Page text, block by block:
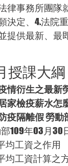
律事務所團隊
決定、4.法院
提供最新、最
授課大綱
情衍生之最新
家檢疫薪水怎
疫隔離假 勞
109年03月30
均工資之作用
均工資計算之